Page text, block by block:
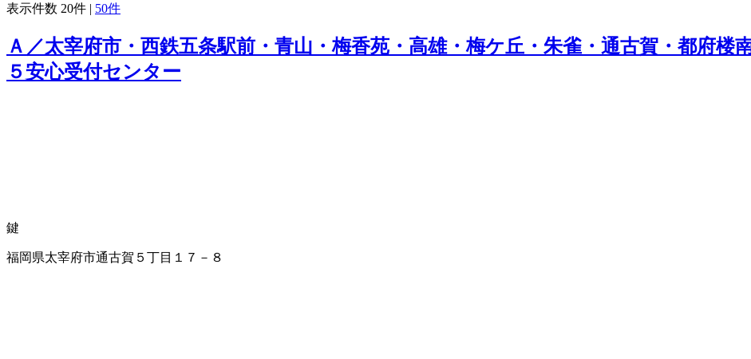
表示件数 20件 | 50件
Ａ／太宰府市・西鉄五条駅前・青山・梅香苑・高雄・梅ケ丘・朱雀・通古賀・都府楼
５安心受付センター
鍵
福岡県太宰府市通古賀５丁目１７－８